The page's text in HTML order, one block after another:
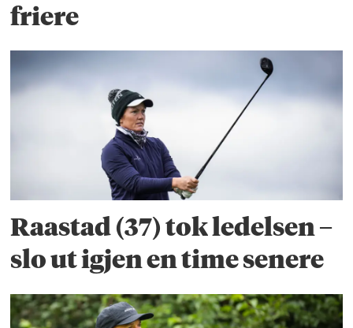
friere
Raastad (37) tok ledelsen –
slo ut igjen en time senere